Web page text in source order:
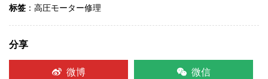
标签 ： 高圧モーター修理
分享
微博
微信